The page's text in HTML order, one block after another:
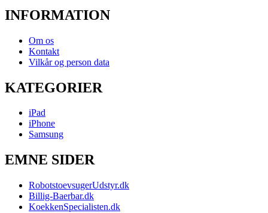
INFORMATION
Om os
Kontakt
Vilkår og person data
KATEGORIER
iPad
iPhone
Samsung
EMNE SIDER
RobotstoevsugerUdstyr.dk
Billig-Baerbar.dk
KoekkenSpecialisten.dk